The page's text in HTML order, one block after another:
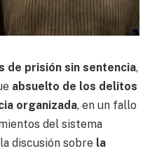
de prisión sin sentencia,
absuelto de los delitos
organizada, en un fallo
del sistema
discusión sobre la